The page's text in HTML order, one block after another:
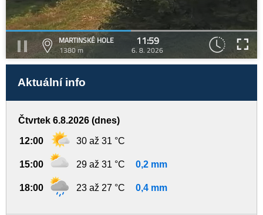
MARTINSKÉ HOLE
1380 m
11:59
6. 8. 2026
Aktuální info
Čtvrtek 6.8.2026 (dnes)
12:00 30 až 31 °C
15:00 29 až 31 °C 0,2 mm
18:00 23 až 27 °C 0,4 mm